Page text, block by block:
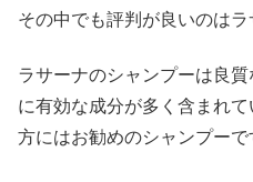
その中でも評判が良いのはラ
ラサーナのシャンプーは良
に有効な成分が多く含まれ
方にはお勧めのシャンプーで